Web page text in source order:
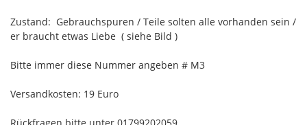
Zustand: Gebrauchspuren / Teile solten alle vorhanden sein /
er braucht etwas Liebe ( siehe Bild )
Bitte immer diese Nummer angeben # M3
Versandkosten: 19 Euro